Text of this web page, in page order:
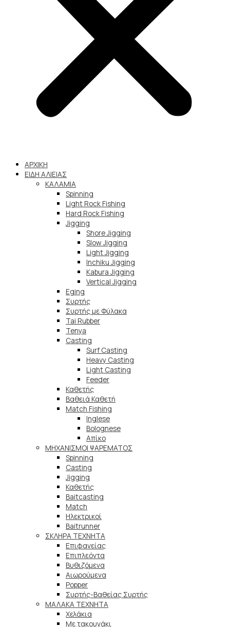
ΑΡΧΙΚΗ
ΕΙΔΗ ΑΛΙΕΙΑΣ
ΚΑΛΑΜΙΑ
Spinning
Light Rock Fishing
Hard Rock Fishing
Jigging
Shore Jigging
Slow Jigging
Light Jigging
Inchiku Jigging
Kabura Jigging
Vertical Jigging
Eging
Συρτής
Συρτής με Φύλακα
Tai Rubber
Tenya
Casting
Surf Casting
Heavy Casting
Light Casting
Feeder
Καθετής
Βαθειά Καθετή
Match Fishing
Inglese
Bolognese
Απίκο
ΜΗΧΑΝΙΣΜΟΙ ΨΑΡΕΜΑΤΟΣ
Spinning
Casting
Jigging
Καθετής
Baitcasting
Match
Ηλεκτρικοί
Baitrunner
ΣΚΛΗΡΑ ΤΕΧΝΗΤΑ
Επιφανείας
Επιπλεόντα
Βυθιζόμενα
Αιωρούμενα
Popper
Συρτής-Βαθείας Συρτής
ΜΑΛΑΚΑ TEXNHTA
Χελάκια
Με τακουνάκι